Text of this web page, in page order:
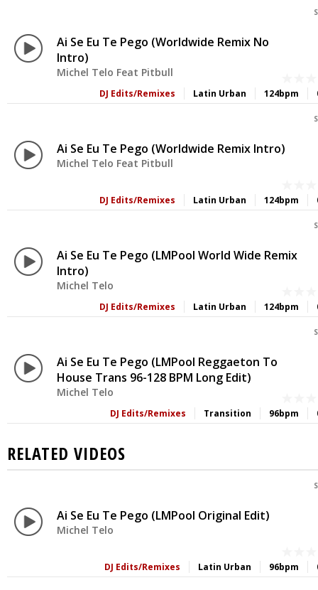
Ai Se Eu Te Pego (Worldwide Remix No
Intro)
Michel Telo Feat Pitbull
124bpm
Latin Urban
DJ Edits/Remixes
Ai Se Eu Te Pego (Worldwide Remix Intro)
Michel Telo Feat Pitbull
124bpm
Latin Urban
DJ Edits/Remixes
Ai Se Eu Te Pego (LMPool World Wide Remix
Intro)
Michel Telo
124bpm
Latin Urban
DJ Edits/Remixes
Ai Se Eu Te Pego (LMPool Reggaeton To
House Trans 96-128 BPM Long Edit)
Michel Telo
96bpm
Transition
DJ Edits/Remixes
RELATED VIDEOS
Ai Se Eu Te Pego (LMPool Original Edit)
Michel Telo
96bpm
Latin Urban
DJ Edits/Remixes